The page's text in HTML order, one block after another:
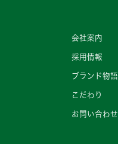
会社案内
採用情報
ブランド物語
こだわり
お問い合わせ